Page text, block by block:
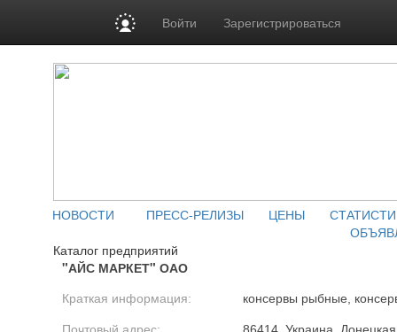
Войти Зарегистрироваться
НОВОСТИ ПРЕСС-РЕЛИЗЫ ЦЕНЫ
Каталог предприятий
"АЙС МАРКЕТ" ОАО
Краткая информация: консервы рыбные,